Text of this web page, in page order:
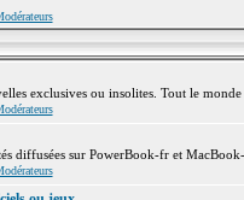
exclusives ou insolites. Tout le
diffusées sur PowerBook-fr et